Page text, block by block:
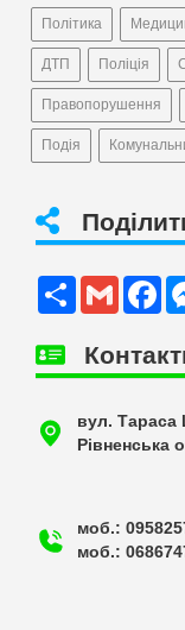
Політика
ДТП Поліція
Правопорушення
Подія
Share Gmail
вул. Тараса
Рівненська
моб.:
моб.: